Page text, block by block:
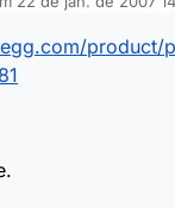
por
product/